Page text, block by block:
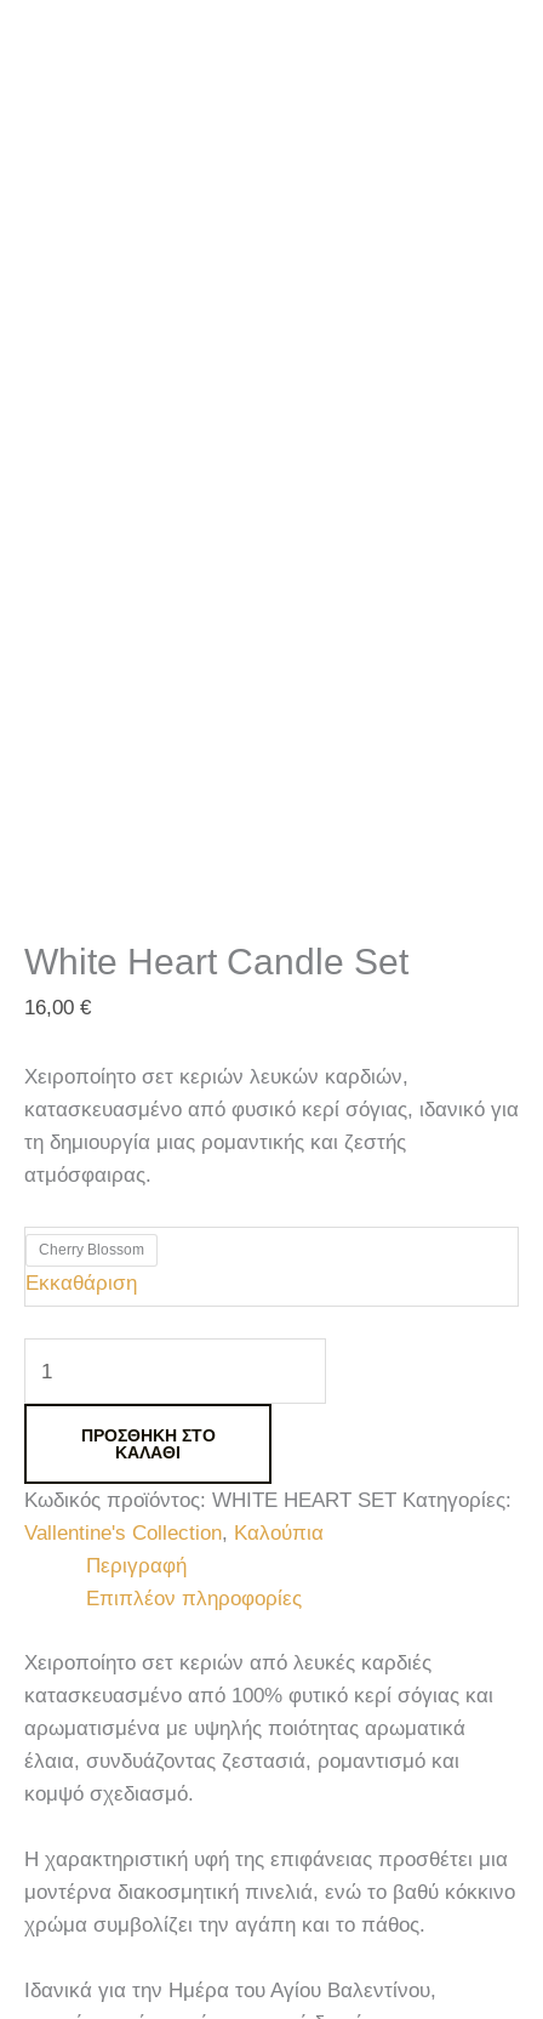
White Heart Candle Set
16,00 €
Χειροποίητο σετ κεριών λευκών καρδιών,
κατασκευασμένο από φυσικό κερί σόγιας, ιδανικό για
τη δημιουργία μιας ρομαντικής και ζεστής
ατμόσφαιρας.
Cherry Blossom
Εκκαθάριση
ΠΡΟΣΘΉΚΗ ΣΤΟ
ΚΑΛΆΘΙ
Κωδικός προϊόντος: WHITE HEART SET Κατηγορίες:
Vallentine's Collection, Καλούπια
Περιγραφή
Επιπλέον πληροφορίες
Χειροποίητο σετ κεριών από λευκές καρδιές
κατασκευασμένο από 100% φυτικό κερί σόγιας και
αρωματισμένα με υψηλής ποιότητας αρωματικά
έλαια, συνδυάζοντας ζεστασιά, ρομαντισμό και
κομψό σχεδιασμό.
Η χαρακτηριστική υφή της επιφάνειας προσθέτει μια
μοντέρνα διακοσμητική πινελιά, ενώ το βαθύ κόκκινο
χρώμα συμβολίζει την αγάπη και το πάθος.
Ιδανικά για την Ημέρα του Αγίου Βαλεντίνου,